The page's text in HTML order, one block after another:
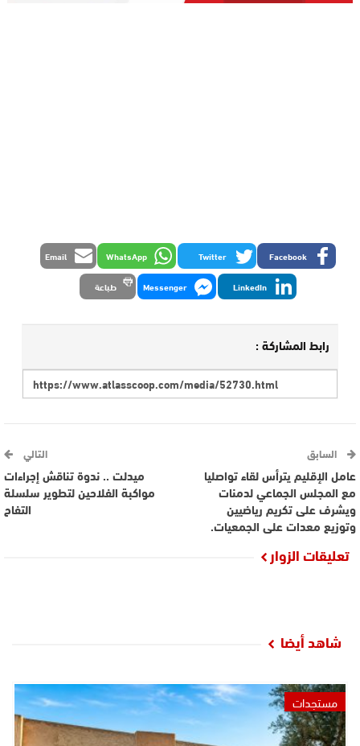
Facebook
Twitter
WhatsApp
Email
LinkedIn
Messenger طباعة
رابط المشاركة :
السابق
عامل الإقليم يترأس لقاء تواصليا
مع المجلس الجماعي لدمنات
ويشرف على تكريم رياضيين
وتوزيع معدات على الجمعيات.
التالي
ميدلت .. ندوة تناقش إجراءات
مواكبة الفلاحين لتطوير سلسلة
التفاح
تعليقات الزوار
شاهد أيضا
مستجدات